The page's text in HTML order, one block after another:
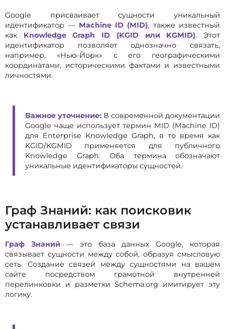
Google присваивает сущности уникальный
идентификатор — Machine ID (MID), также известный
как Knowledge Graph ID (KGID или KGMID). Этот
идентификатор позволяет однозначно связать,
например, «Нью-Йорк» с его географическими
координатами, историческими фактами и известными
личностями.
Важное уточнение: В современной документации
Google чаще использует термин MID (Machine ID)
для Enterprise Knowledge Graph, в то время как
KGID/KGMID применяется для публичного
Knowledge Graph. Оба термина обозначают
уникальные идентификаторы сущностей.
Граф Знаний: как поисковик
устанавливает связи
Граф Знаний— это база данных Google, которая
связывает сущности между собой, образуя смысловую
сеть. Создание связей между сущностями на вашем
сайте посредством грамотной внутренней
перелинковки и разметки Schema.org имитирует эту
логику.